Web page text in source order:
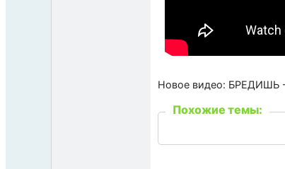
Новое видео: БРЕДИШЬ
Похожие темы: